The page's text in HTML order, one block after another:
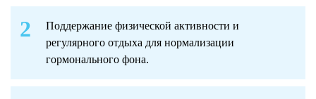
Поддержание физической активности и
регулярного отдыха для нормализации
гормонального фона.